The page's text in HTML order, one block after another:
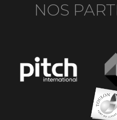
NOS